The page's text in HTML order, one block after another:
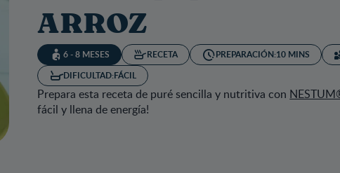
ARROZ
6 - 8 MESES RECETA PREPARACIÓN:10 MINS
DIFICULTAD:FÁCIL
Prepara esta receta de puré sencilla y nutritiva con
fácil y llena de energía!